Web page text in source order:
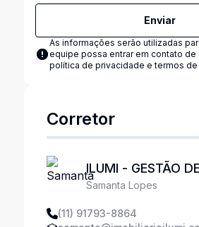
Enviar
As informações serão utilizadas
equipe possa entrar em contato de
política de privacidade e termos
Corretor
ILUMI - GESTÃO
IMOBILIÁRIOS LTDA
Samanta Lopes
(11) 91793-8864